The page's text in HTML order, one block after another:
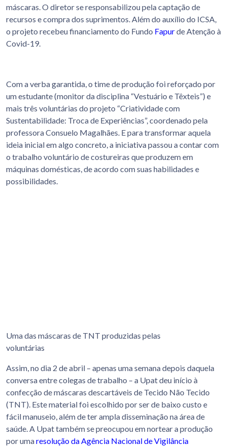
máscaras. O diretor se responsabilizou pela captação de
recursos e compra dos suprimentos. Além do auxílio do ICSA,
o projeto recebeu financiamento do Fundo Fapurde Atenção à
Covid-19.
Com a verba garantida, o time de produção foi reforçado por
um estudante (monitor da disciplina “Vestuário e Têxteis”) e
mais três voluntárias do projeto “Criatividade com
Sustentabilidade: Troca de Experiências”, coordenado pela
professora Consuelo Magalhães. E para transformar aquela
ideia inicial em algo concreto, a iniciativa passou a contar com
o trabalho voluntário de costureiras que produzem em
máquinas domésticas, de acordo com suas habilidades e
possibilidades.
Uma das máscaras de TNT produzidas pelas
voluntárias
Assim, no dia 2 de abril – apenas uma semana depois daquela
conversa entre colegas de trabalho – a Upat deu início à
confecção de máscaras descartáveis de Tecido Não Tecido
(TNT). Este material foi escolhido por ser de baixo custo e
fácil manuseio, além de ter ampla disseminação na área de
saúde. A Upat também se preocupou em nortear a produção
por umaresolução da Agência Nacional de Vigilância